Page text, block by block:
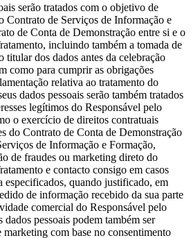
serão tratados com o objetivo de
Contrato de Serviços de Informação e
de Conta de Demonstração entre si e o
incluindo também a tomada de
titular dos dados antes da celebração
como para cumprir as obrigações
relativa ao tratamento do
dados pessoais serão também tratados
legítimos do Responsável pelo
o exercício de direitos contratuais
do Contrato de Conta de Demonstração
de Informação e Formação,
de fraudes ou marketing direto do
e contacto consigo em casos
especificados, quando justificado, em
de informação recebido da sua parte
comercial do Responsável pelo
dados pessoais podem também ser
marketing com base no consentimento